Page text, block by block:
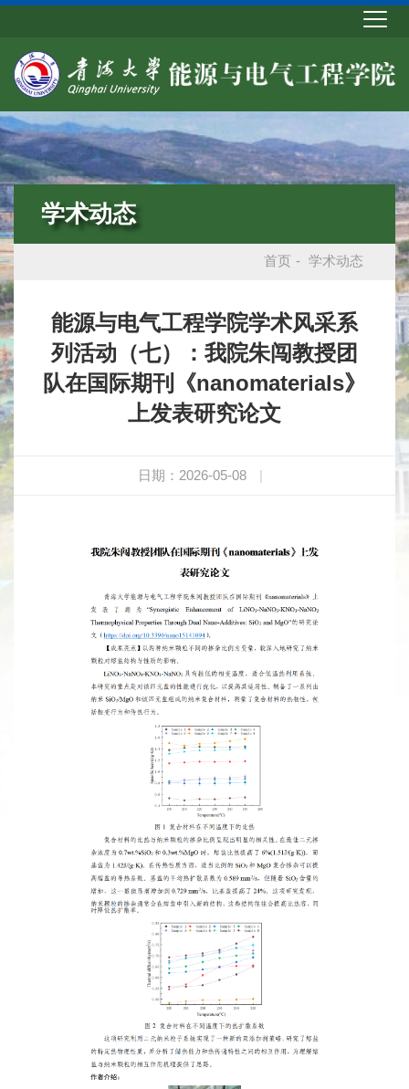
学术动态
首页 - 学术动态
能源与电气工程学院学术风采系
列活动（七）：我院朱闯教授团
队在国际期刊《nanomaterials》
上发表研究论文
日期：2026-05-08 |